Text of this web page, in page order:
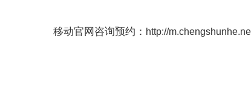
移动官网咨询预约： http://